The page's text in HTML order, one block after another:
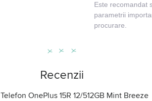
Este recomandat
parametrii
procurare.
Recenzii
Telefon OnePlus 15R 12/512GB Mint Breeze